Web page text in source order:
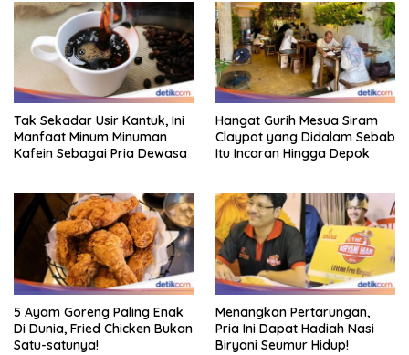
Tak Sekadar Usir Kantuk, Ini
Manfaat Minum Minuman
Kafein Sebagai Pria Dewasa
Hangat Gurih Mesua Siram
Claypot yang Didalam Sebab
Itu Incaran Hingga Depok
5 Ayam Goreng Paling Enak
Di Dunia, Fried Chicken Bukan
Satu-satunya!
Menangkan Pertarungan,
Pria Ini Dapat Hadiah Nasi
Biryani Seumur Hidup!